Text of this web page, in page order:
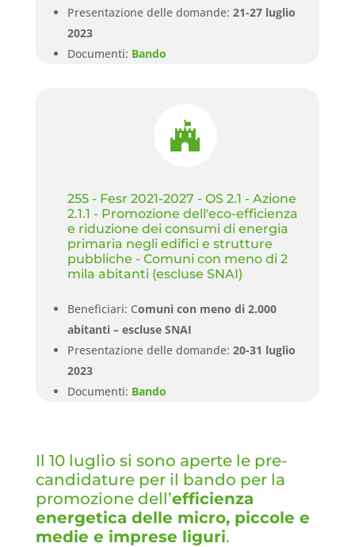
Presentazione delle domande: 21-27 luglio
2023
Documenti: Bando

255 - Fesr 2021-2027 - OS 2.1 - Azione
2.1.1 - Promozione dell'eco-efficienza
e riduzione dei consumi di energia
primaria negli edifici e strutture
pubbliche - Comuni con meno di 2
mila abitanti (escluse SNAI)
Beneficiari: Comuni con meno di 2.000
abitanti – escluse SNAI
Presentazione delle domande: 20-31 luglio
2023
Documenti: Bando
Il 10 luglio si sono aperte le pre-
candidature per il bando per la
promozione dell’efficienza
energetica delle micro, piccole e
medie e imprese liguri.